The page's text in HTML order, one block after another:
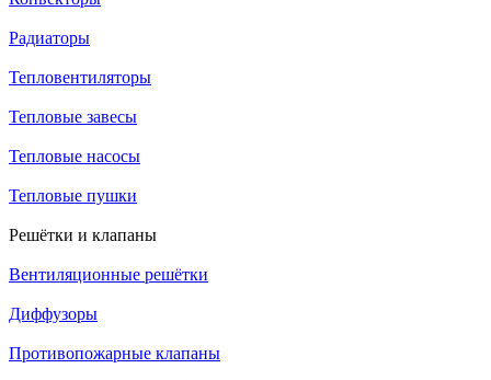
Радиаторы
Тепловентиляторы
Тепловые завесы
Тепловые насосы
Тепловые пушки
Решётки и клапаны
Вентиляционные решётки
Диффузоры
Противопожарные клапаны